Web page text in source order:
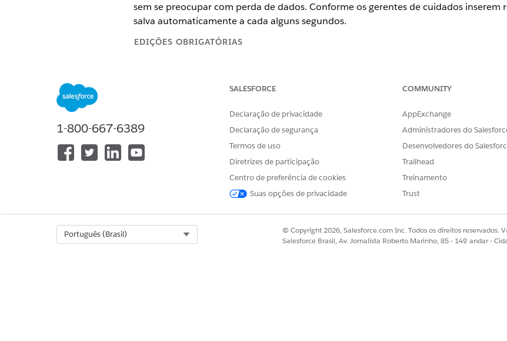
sem se preocupar com perda de dados. Conforme os gerentes de cuidados inserem
salva automaticamente a cada alguns segundos.
EDIÇÕES OBRIGATÓRIAS
Disponível em: EdiçõesEnterprise
Para trabalhar com avaliações: Conjunto de
Em Configuração, na caixa Busca rápida, insira
de gerenciamento de cuidados integrado.
Salvar automaticamente avaliações do MCG.
ESTE ARTIGO RESOLVEU SEU PROBLEMA?
1-800-667-6389
SALESFORCE
Declaração de privacidade
Declaração de segurança
Termos de uso
Diretrizes de participação
Centro de preferência de cookies
Suas opções de privacidade
COMMUNITY
AppExchange
Administradores do
Desenvolvedores do
Trailhead
Treinamento
Trust
Português (Brasil)
© Copyright 2026, Salesforce.com Inc. Todos os direitos reservados.
Salesforce Brasil, Av. Jornalista Roberto Marinho, 85 - 14º andar -